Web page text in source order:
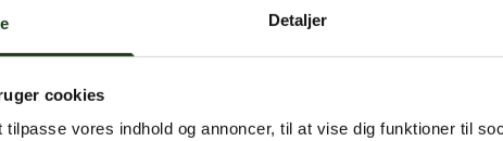
Detaljer
cookies
tilpasse vores indhold og annoncer, til at vise dig funktioner til